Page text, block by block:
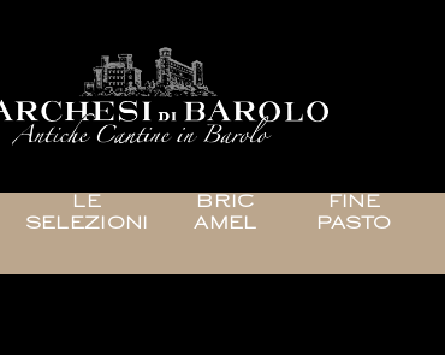
LE
SELEZIONI
BRIC
AMEL
FINE
PASTO